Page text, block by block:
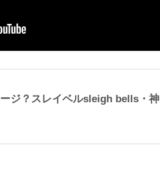
ジ？スレイベルsleigh bells・神